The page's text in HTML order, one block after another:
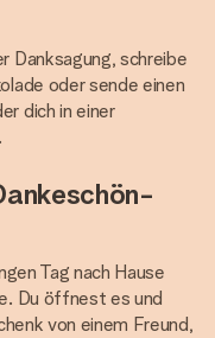
Danksagung, schreibe
oder sende einen
dich in einer
Tag nach Hause
Du öffnest es und
von einem Freund,